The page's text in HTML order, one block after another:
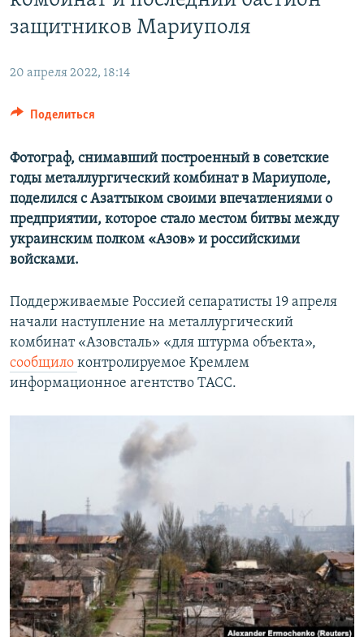
защитников Мариуполя
20 апреля 2022, 18:14
Поделиться
Фотограф, снимавший построенный в советские
годы металлургический комбинат в Мариуполе,
поделился с Азаттыком своими впечатлениями о
предприятии, которое стало местом битвы между
украинским полком «Азов» и российскими
войсками.
Поддерживаемые Россией сепаратисты 19 апреля
начали наступление на металлургический
комбинат «Азовсталь» «для штурма объекта»,
сообщило контролируемое Кремлем
информационное агентство ТАСС.